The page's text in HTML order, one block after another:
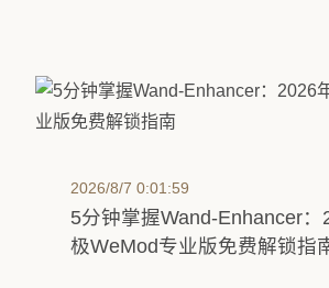
2026/8/7 0:01:59
5分钟掌握Wand-Enhancer：
极WeMod专业版免费解锁指